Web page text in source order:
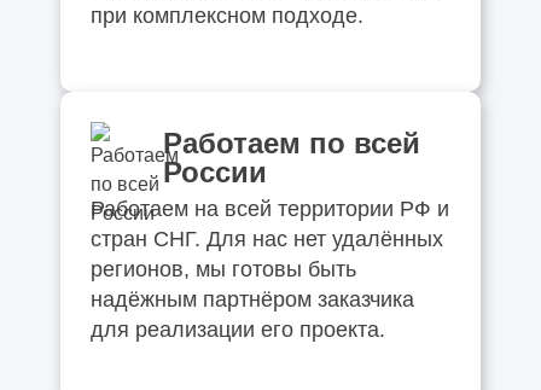
при комплексном подходе.
Работаем по всей
России
Работаем на всей территории РФ и
стран СНГ. Для нас нет удалённых
регионов, мы готовы быть
надёжным партнёром заказчика
для реализации его проекта.